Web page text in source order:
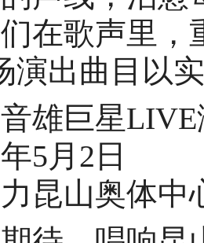
在歌声里，
演出曲目以
巨星LIVE
月2日
山奥体中